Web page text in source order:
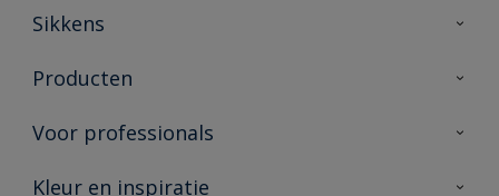
Sikkens
Over Sikkens
Duurzaamheid
Producten
Producten voor binnen
Vind je verkooppunt
Voor professionals
Advies & service
Kleur en inspiratie